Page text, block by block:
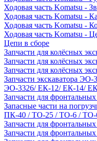
Ходовая часть Komatsu -
Ходовая часть Komatsu -
Ходовая часть Komatsu -
Ходовая часть Komatsu -
Цепи в сборе
Запчасти для колёсных
Запчасти для колёсных
Запчасти для колёсных
Запчасти экскаватора
ЭО-3326/ ЕК-12/ ЕК-14/
Запчасти для
Запасные части на
ПК-40 / ТО-25 / ТО-6 /
Запчасти для
Запчасти для